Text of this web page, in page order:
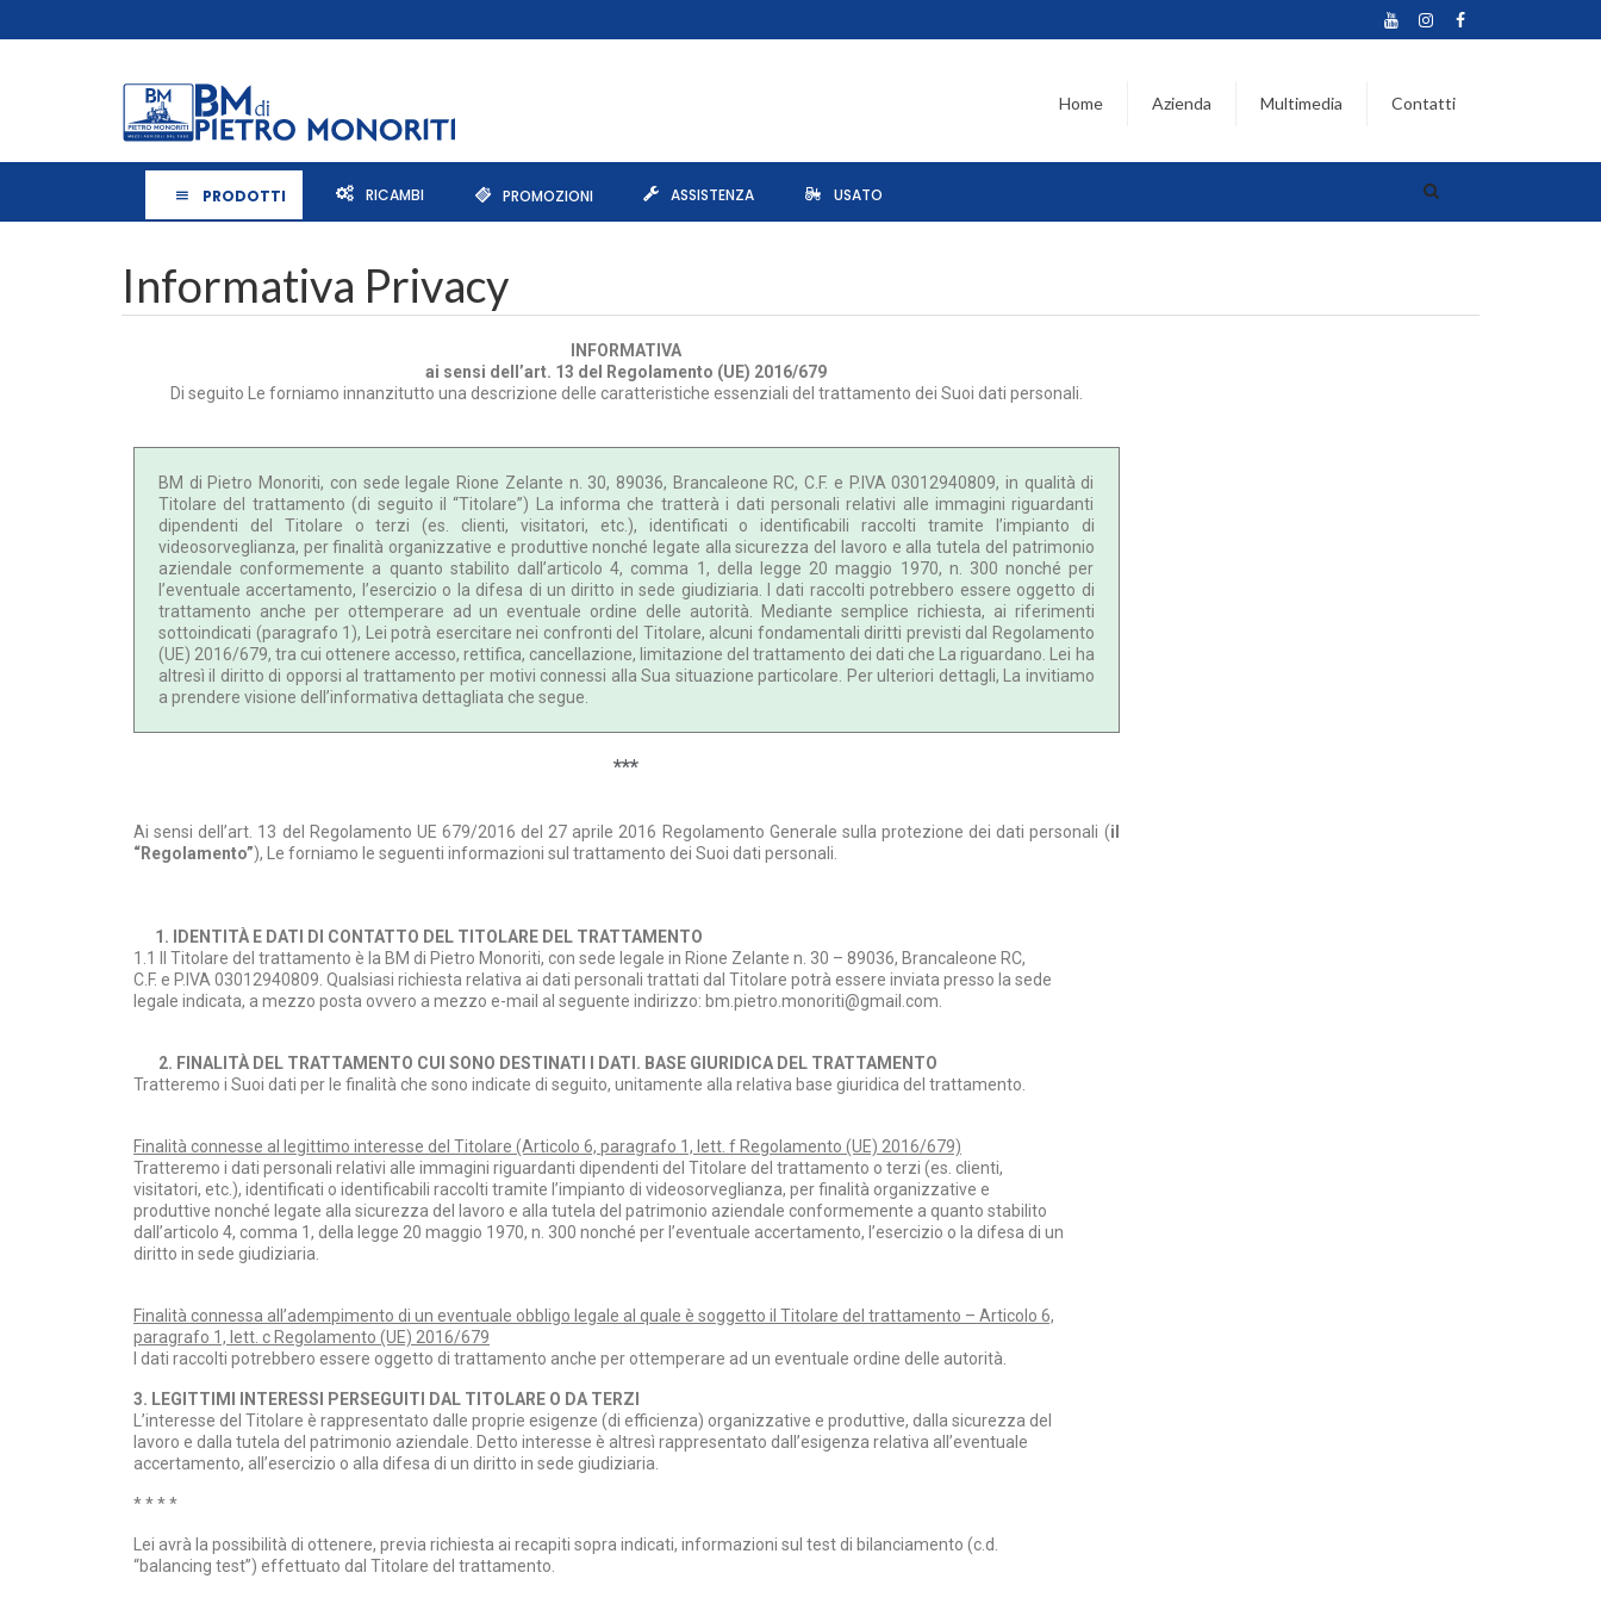
Home Azienda Multimedia Contatti
PRODOTTI RICAMBI PROMOZIONI ASSISTENZA USATO
Informativa Privacy
INFORMATIVA
ai sensi dell’art. 13 del Regolamento (UE) 2016/679
Di seguito Le forniamo innanzitutto una descrizione delle caratteristiche essenziali del trattamento dei Suoi dati personali.
BM di Pietro Monoriti, con sede legale Rione Zelante n. 30, 89036, Brancaleone RC, C.F. e P.IVA 03012940809, in qualità di
Titolare del trattamento (di seguito il “Titolare”) La informa che tratterà i dati personali relativi alle immagini riguardanti
dipendenti del Titolare o terzi (es. clienti, visitatori, etc.), identificati o identificabili raccolti tramite l’impianto di
videosorveglianza, per finalità organizzative e produttive nonché legate alla sicurezza del lavoro e alla tutela del patrimonio
aziendale conformemente a quanto stabilito dall’articolo 4, comma 1, della legge 20 maggio 1970, n. 300 nonché per
l’eventuale accertamento, l’esercizio o la difesa di un diritto in sede giudiziaria. I dati raccolti potrebbero essere oggetto di
trattamento anche per ottemperare ad un eventuale ordine delle autorità. Mediante semplice richiesta, ai riferimenti
sottoindicati (paragrafo 1), Lei potrà esercitare nei confronti del Titolare, alcuni fondamentali diritti previsti dal Regolamento
(UE) 2016/679, tra cui ottenere accesso, rettifica, cancellazione, limitazione del trattamento dei dati che La riguardano. Lei ha
altresì il diritto di opporsi al trattamento per motivi connessi alla Sua situazione particolare. Per ulteriori dettagli, La invitiamo
a prendere visione dell’informativa dettagliata che segue.
***
Ai sensi dell’art. 13 del Regolamento UE 679/2016 del 27 aprile 2016 Regolamento Generale sulla protezione dei dati personali (il
“Regolamento”), Le forniamo le seguenti informazioni sul trattamento dei Suoi dati personali.
1. IDENTITÀ E DATI DI CONTATTO DEL TITOLARE DEL TRATTAMENTO
1.1 Il Titolare del trattamento è la BM di Pietro Monoriti, con sede legale in Rione Zelante n. 30 – 89036, Brancaleone RC,
C.F. e P.IVA 03012940809. Qualsiasi richiesta relativa ai dati personali trattati dal Titolare potrà essere inviata presso la sede
legale indicata, a mezzo posta ovvero a mezzo e-mail al seguente indirizzo: bm.pietro.monoriti@gmail.com.
2. FINALITÀ DEL TRATTAMENTO CUI SONO DESTINATI I DATI. BASE GIURIDICA DEL TRATTAMENTO
Tratteremo i Suoi dati per le finalità che sono indicate di seguito, unitamente alla relativa base giuridica del trattamento.
Finalità connesse al legittimo interesse del Titolare (Articolo 6, paragrafo 1, lett. f Regolamento (UE) 2016/679)
Tratteremo i dati personali relativi alle immagini riguardanti dipendenti del Titolare del trattamento o terzi (es. clienti,
visitatori, etc.), identificati o identificabili raccolti tramite l’impianto di videosorveglianza, per finalità organizzative e
produttive nonché legate alla sicurezza del lavoro e alla tutela del patrimonio aziendale conformemente a quanto stabilito
dall’articolo 4, comma 1, della legge 20 maggio 1970, n. 300 nonché per l’eventuale accertamento, l’esercizio o la difesa di un
diritto in sede giudiziaria.
Finalità connessa all’adempimento di un eventuale obbligo legale al quale è soggetto il Titolare del trattamento – Articolo 6,
paragrafo 1, lett. c Regolamento (UE) 2016/679
I dati raccolti potrebbero essere oggetto di trattamento anche per ottemperare ad un eventuale ordine delle autorità.
3. LEGITTIMI INTERESSI PERSEGUITI DAL TITOLARE O DA TERZI
L’interesse del Titolare è rappresentato dalle proprie esigenze (di efficienza) organizzative e produttive, dalla sicurezza del
lavoro e dalla tutela del patrimonio aziendale. Detto interesse è altresì rappresentato dall’esigenza relativa all’eventuale
accertamento, all’esercizio o alla difesa di un diritto in sede giudiziaria.
* * * *
Lei avrà la possibilità di ottenere, previa richiesta ai recapiti sopra indicati, informazioni sul test di bilanciamento (c.d.
“balancing test”) effettuato dal Titolare del trattamento.